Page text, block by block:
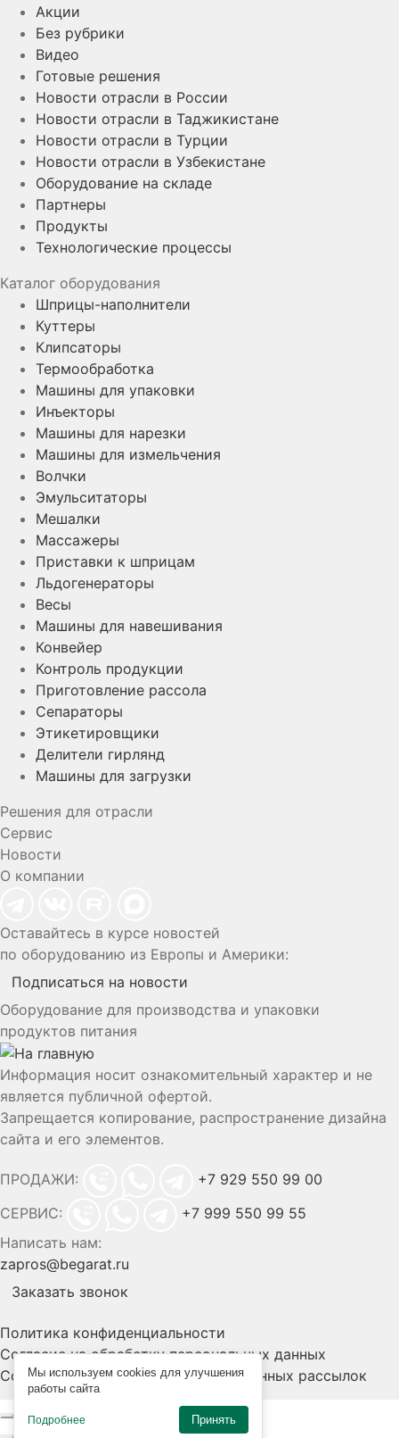
Мы используем cookies для улучшения
работы сайта
Подробнее Принять
Акции
Без рубрики
Видео
Готовые решения
Новости отрасли в России
Новости отрасли в Таджикистане
Новости отрасли в Турции
Новости отрасли в Узбекистане
Оборудование на складе
Партнеры
Продукты
Технологические процессы
Каталог оборудования
Шприцы-наполнители
Куттеры
Клипсаторы
Термообработка
Машины для упаковки
Инъекторы
Машины для нарезки
Машины для измельчения
Волчки
Эмульситаторы
Мешалки
Массажеры
Приставки к шприцам
Льдогенераторы
Весы
Машины для навешивания
Конвейер
Контроль продукции
Приготовление рассола
Сепараторы
Этикетировщики
Делители гирлянд
Машины для загрузки
Решения для отрасли
Сервис
Новости
О компании
Оставайтесь в курсе новостей
по оборудованию из Европы и Америки:
Подписаться на новости
Оборудование для производства и упаковки
продуктов питания
Информация носит ознакомительный характер и не
является публичной офертой.
Запрещается копирование, распространение дизайна
сайта и его элементов.
ПРОДАЖИ:
+7 929 550 99 00
СЕРВИС:
+7 999 550 99 55
Написать нам:
zapros@begarat.ru
Заказать звонок
Политика конфиденциальности
Согласие на обработку персональных данных
Согласие на получение информационных рассылок